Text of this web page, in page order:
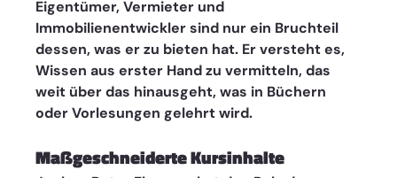
Eigentümer, Vermieter und
Immobilienentwickler sind nur ein Bruchteil
dessen, was er zu bieten hat. Er versteht es,
Wissen aus erster Hand zu vermitteln, das
weit über das hinausgeht, was in Büchern
oder Vorlesungen gelehrt wird.
Maßgeschneiderte Kursinhalte